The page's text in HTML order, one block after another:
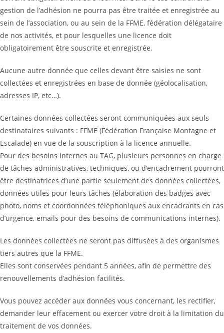
gestion de l’adhésion ne pourra pas être traitée et enregistrée au
sein de l’association, ou au sein de la FFME, fédération délégataire
de nos activités, et pour lesquelles une licence doit
obligatoirement être souscrite et enregistrée.
Aucune autre donnée que celles devant être saisies ne sont
collectées et enregistrées en base de donnée (géolocalisation,
adresses IP, etc…).
Certaines données collectées seront communiquées aux seuls
destinataires suivants : FFME (Fédération Française Montagne et
Escalade) en vue de la souscription à la licence annuelle.
Pour des besoins internes au TAG, plusieurs personnes en charge
de tâches administratives, techniques, ou d’encadrement pourront
être destinatrices d’une partie seulement des données collectées,
données utiles pour leurs tâches (élaboration des badges avec
photo, noms et coordonnées téléphoniques aux encadrants en cas
d’urgence, emails pour des besoins de communications internes).
Les données collectées ne seront pas diffusées à des organismes
tiers autres que la FFME.
Elles sont conservées pendant 5 années, afin de permettre des
renouvellements d’adhésion facilités.
Vous pouvez accéder aux données vous concernant, les rectifier,
demander leur effacement ou exercer votre droit à la limitation du
traitement de vos données.